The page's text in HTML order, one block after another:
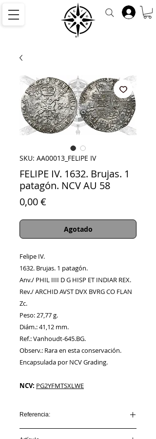
SKU: AA00013_FELIPE IV
FELIPE IV. 1632. Brujas. 1
patagón. NCV AU 58
0,00 €
Agotado
Felipe IV.
1632. Brujas. 1 patagón.
Anv./ PHIL IIII D G HISP ET INDIAR REX.
Rev./ ARCHID AVST DVX BVRG CO FLAN
Zc.
Peso: 27,77 g.
Diám.: 41,12 mm.
Ref.: Vanhoudt-645.BG.
Observ.: Rara en esta conservación.
Encapsulada por NCV Grading.
NCV: PG2YFMTSXLWE
Referencia: